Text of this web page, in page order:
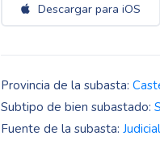
Descargar para iOS
Provincia de la subasta:
Subtipo de bien subastado:
Fuente de la subasta: Judicial